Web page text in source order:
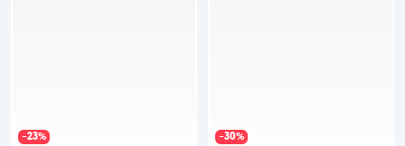
−23% −30%